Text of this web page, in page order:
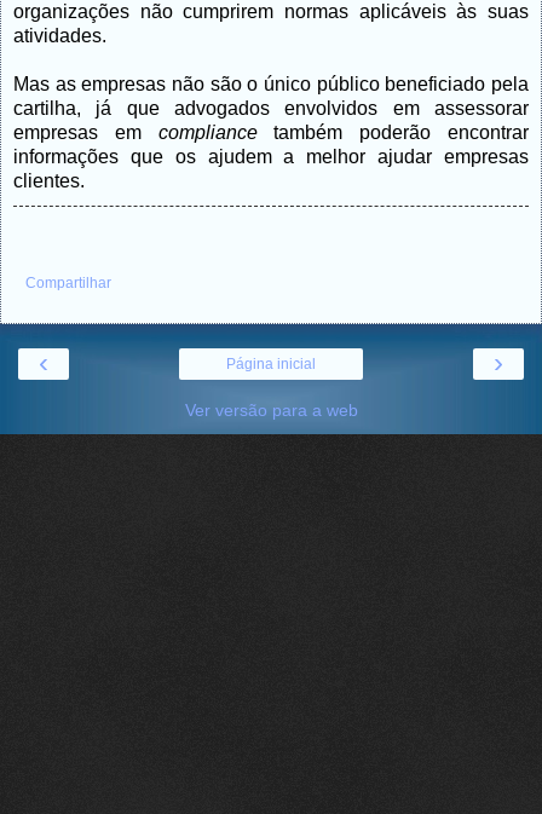
organizações não cumprirem normas aplicáveis às suas
atividades.
Mas as empresas não são o único público beneficiado pela
cartilha, já que advogados envolvidos em assessorar
empresas em compliancetambém poderão encontrar
informações que os ajudem a melhor ajudar empresas
clientes.
Compartilhar
‹ ›
Página inicial
Ver versão para a web